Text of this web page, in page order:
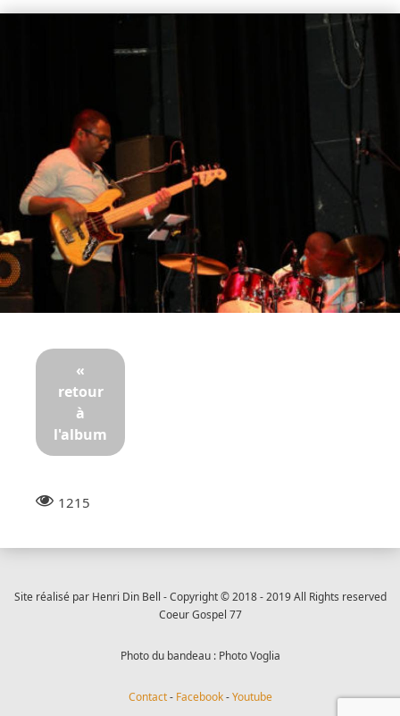
«
retour
à
l'album
1215
Site réalisé par Henri Din Bell - Copyright © 2018 - 2019 All Rights reserved
Coeur Gospel 77
Photo du bandeau : Photo Voglia
Contact- Facebook-Youtube